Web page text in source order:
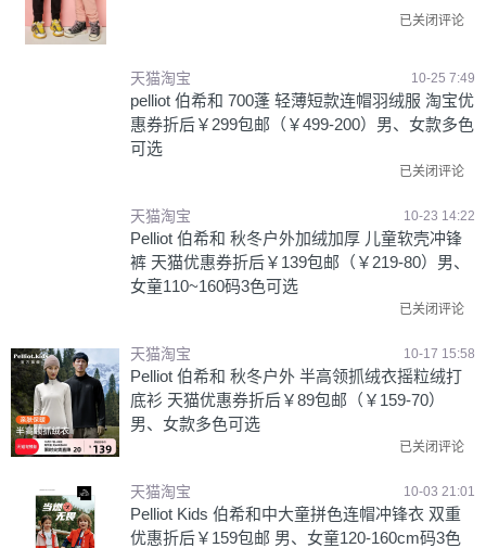
已关闭评论
天猫淘宝 10-25 7:49
pelliot 伯希和 700蓬 轻薄短款连帽羽绒服 淘宝优
惠券折后￥299包邮（￥499-200）男、女款多色
可选
已关闭评论
天猫淘宝 10-23 14:22
Pelliot 伯希和 秋冬户外加绒加厚 儿童软壳冲锋
裤 天猫优惠券折后￥139包邮（￥219-80）男、
女童110~160码3色可选
已关闭评论
天猫淘宝 10-17 15:58
Pelliot 伯希和 秋冬户外 半高领抓绒衣摇粒绒打
底衫 天猫优惠券折后￥89包邮（￥159-70）
男、女款多色可选
已关闭评论
天猫淘宝 10-03 21:01
Pelliot Kids 伯希和中大童拼色连帽冲锋衣 双重
优惠折后￥159包邮 男、女童120-160cm码3色